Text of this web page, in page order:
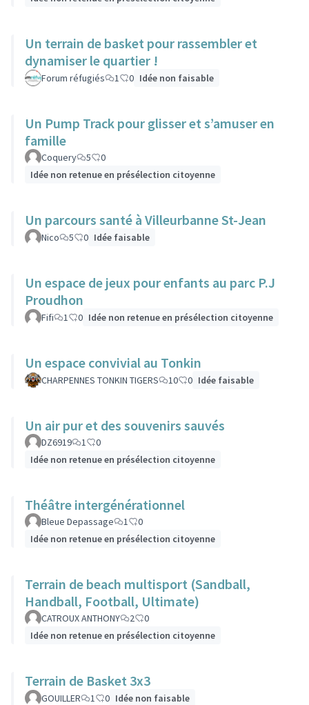
Un terrain de basket pour rassembler et
dynamiser le quartier !
Forum réfugiés 1 0 Idée non faisable
Un Pump Track pour glisser et s’amuser en
famille
Coquery 5
0
Idée non retenue en présélection citoyenne
Un parcours santé à Villeurbanne St-Jean
Nico 5 0 Idée faisable
Un espace de jeux pour enfants au parc P.J
Proudhon
Fifi 1 0 Idée non retenue en présélection citoyenne
Un espace convivial au Tonkin
CHARPENNES TONKIN TIGERS 10 0 Idée faisable
Un air pur et des souvenirs sauvés
DZ6919 1
0
Idée non retenue en présélection citoyenne
Théâtre intergénérationnel
Bleue Depassage 1
0
Idée non retenue en présélection citoyenne
Terrain de beach multisport (Sandball,
Handball, Football, Ultimate)
CATROUX ANTHONY 2
0
Idée non retenue en présélection citoyenne
Terrain de Basket 3x3
GOUILLER 1 0 Idée non faisable